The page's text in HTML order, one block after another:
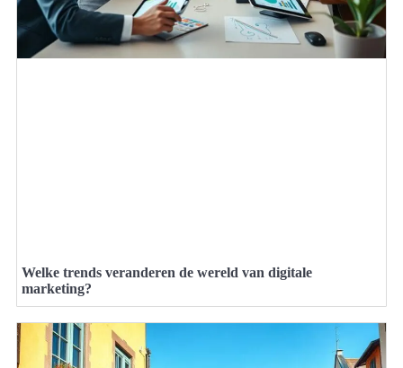
Welke trends veranderen de wereld van digitale
marketing?